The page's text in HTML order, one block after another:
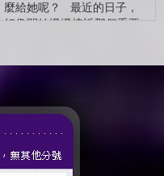
麼給她呢？ 最近的日子，
好像開始慢慢接近那個重要